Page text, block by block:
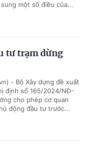
một số điều của...
tư trạm dừng
- Bộ Xây dựng đề xuất
định số 165/2024/NĐ-
cho phép cơ quan
động đầu tư trước...